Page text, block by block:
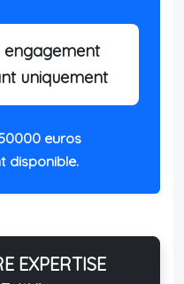
uniquement
euros
disponible.
EXPERTISE